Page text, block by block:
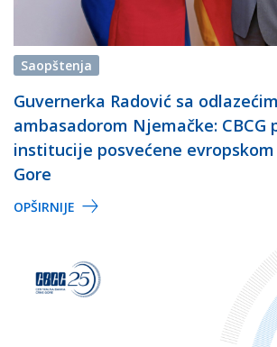
Saopštenja
Guvernerka Radović sa odlazećim
ambasadorom Njemačke: CBCG
institucije posvećene
Gore
OPŠIRNIJE